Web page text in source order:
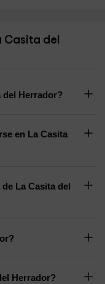
Casita del
del Herrador?
en La Casita
del
Herrador?